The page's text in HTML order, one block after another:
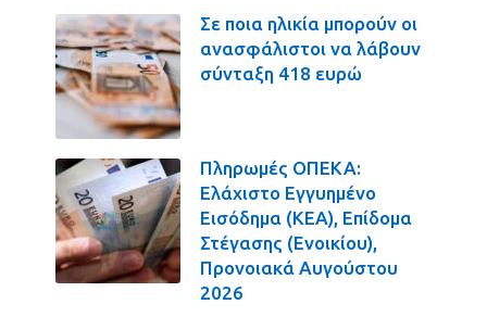
Σε ποια ηλικία μπορούν οι
ανασφάλιστοι να λάβουν
σύνταξη 418 ευρώ
Πληρωμές ΟΠΕΚΑ:
Ελάχιστο Εγγυημένο
Εισόδημα (ΚΕΑ), Επίδομα
Στέγασης (Ενοικίου),
Προνοιακά Αυγούστου
2026